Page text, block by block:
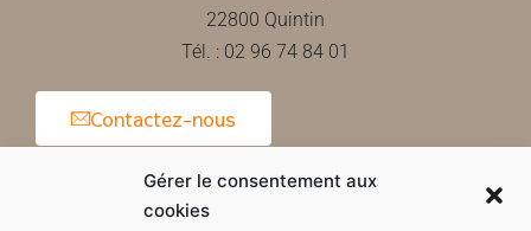
Gérer le consentement aux
cookies
22800 Quintin
Tél. : 02 96 74 84 01
Contactez-nous